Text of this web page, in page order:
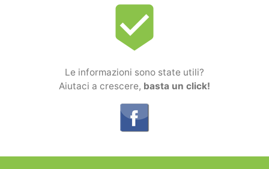
beenhere
Le informazioni sono state utili?
Aiutaci a crescere, basta un click!